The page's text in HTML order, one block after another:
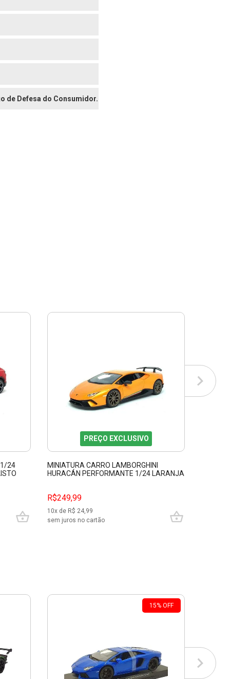
de Defesa do Consumidor.
1/24
PREÇO EXCLUSIVO
MINIATURA CARRO LAMBORGHINI
HURACÁN PERFORMANTE 1/24 LARANJA
R$249,99
10x de R$ 24,99
sem juros no cartão
15% OFF